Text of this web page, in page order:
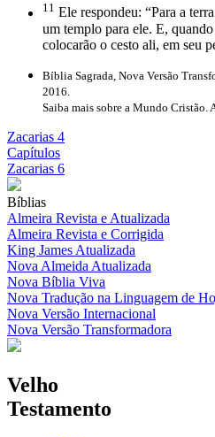
11 Ele respondeu: “Para a
um templo para ele. E,
colocarão o cesto ali, em seu
Bíblia Sagrada, Nova Versão
2016.
Saiba mais sobre a Mundo Cristão.
Zacarias 4
Capítulos
Zacarias 6
Bíblias
Almeira Revista e Atualizada
Almeira Revista e Corrigida
King James Atualizada
Nova Almeida Atualizada
Nova Bíblia Viva
Nova Tradução na Linguagem de
Nova Versão Internacional
Nova Versão Transformadora
Velho
Testamento